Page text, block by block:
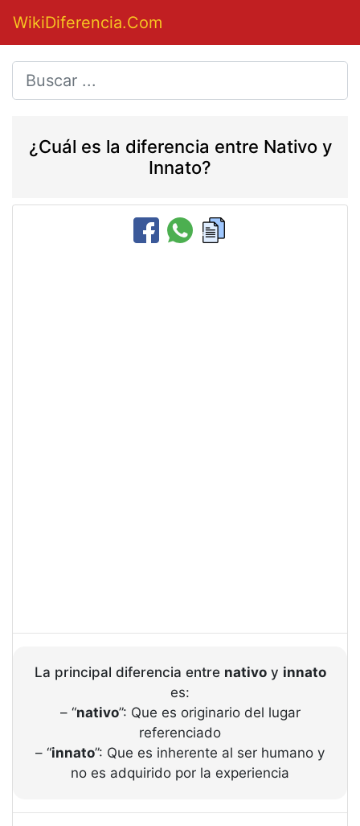
WikiDiferencia.Com
¿Cuál es la diferencia entre Nativo y
Innato?
La principal diferencia entre nativoy innato
es:
– “nativo”: Que es originario del lugar
referenciado
– “innato”: Que es inherente al ser humano y
no es adquirido por la experiencia